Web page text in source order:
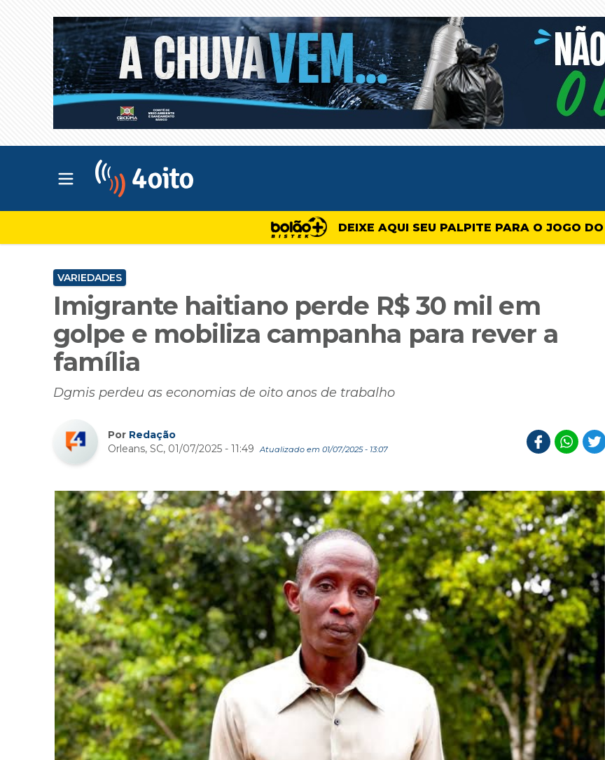
Abrir menu principal
DEIXE AQUI SEU PALPITE PARA O JOGO
VARIEDADES
Imigrante haitiano perde R$ 30 mil em
golpe e mobiliza campanha para rever a
família
Dgmis perdeu as economias de oito anos de trabalho
Por Redação
Orleans, SC, 01/07/2025 - 11:49
Atualizado em 01/07/2025 - 13:07